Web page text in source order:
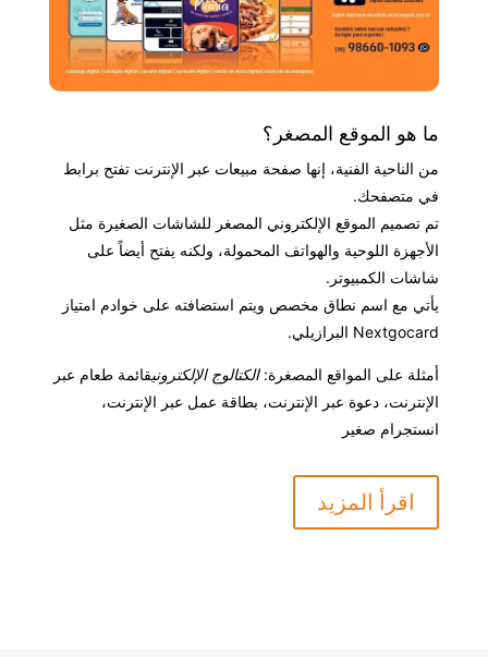
ما هو الموقع المصغر؟
من الناحية الفنية، إنها صفحة مبيعات عبر الإنترنت تفتح برابط
في متصفحك.
تم تصميم الموقع الإلكتروني المصغر للشاشات الصغيرة مثل
الأجهزة اللوحية والهواتف المحمولة، ولكنه يفتح أيضاً على
شاشات الكمبيوتر.
يأتي مع اسم نطاق مخصص ويتم استضافته على خوادم امتياز
Nextgocard البرازيلي.
أمثلة على المواقع المصغرة:الكتالوج الإلكترونيقائمة طعام عبر
الإنترنت، دعوة عبر الإنترنت، بطاقة عمل عبر الإنترنت،
انستجرام صغير
اقرأ المزيد